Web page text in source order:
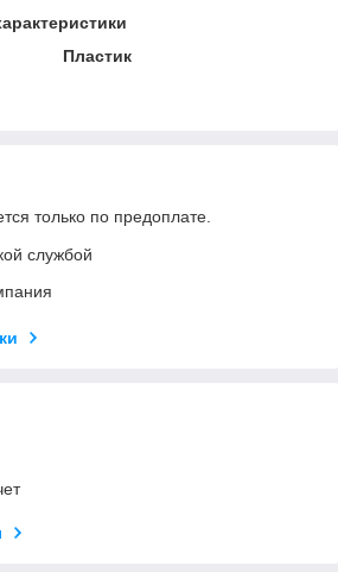
Пластик
только по предоплате.
службой